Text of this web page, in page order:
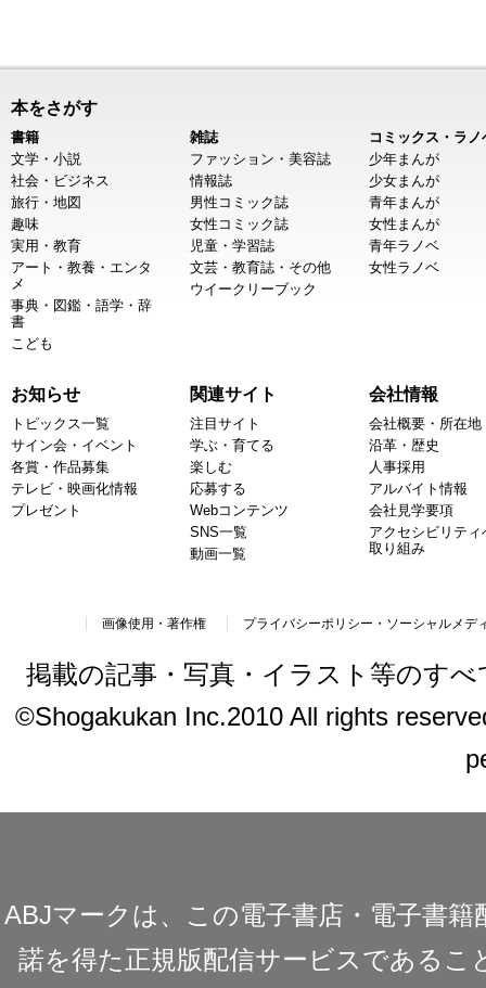
本をさがす
書籍
文学・小説
社会・ビジネス
旅行・地図
趣味
実用・教育
アート・教養・エンタ
メ
事典・図鑑・語学・辞
書
こども
雑誌
ファッション・美容誌
情報誌
男性コミック誌
女性コミック誌
児童・学習誌
文芸・教育誌・その他
ウイークリーブック
コミックス・ラノ
少年まんが
少女まんが
青年まんが
女性まんが
青年ラノベ
女性ラノベ
お知らせ
トピックス一覧
サイン会・イベント
各賞・作品募集
テレビ・映画化情報
プレゼント
関連サイト
注目サイト
学ぶ・育てる
楽しむ
応募する
Webコンテンツ
SNS一覧
動画一覧
会社情報
会社概要・所在地
沿革・歴史
人事採用
アルバイト情報
会社見学要項
アクセシビリティ
取り組み
画像使用・著作権 プライバシーポリシー・ソーシャルメデ
掲載の記事・写真・イラスト等のす
©Shogakukan Inc.2010 All rights
ABJマークは、この電子書店・電子書
諾を得た正規版配信サービスであるこ